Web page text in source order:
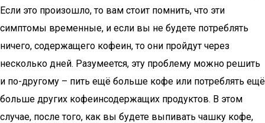
Если это произошло, то вам стоит помнить, что эти
симптомы временные, и если вы не будете потреблять
ничего, содержащего кофеин, то они пройдут через
несколько дней. Разумеется, эту проблему можно решить
и по-другому – пить ещё больше кофе или потреблять ещё
больше других кофеинсодержащих продуктов. В этом
случае, после того, как вы будете выпивать чашку кофе,